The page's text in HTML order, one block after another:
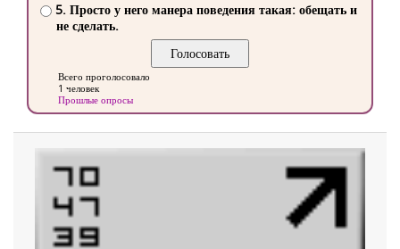
5. Просто у него манера поведения такая: обещать и
не сделать.
Всего проголосовало
1 человек
Прошлые опросы